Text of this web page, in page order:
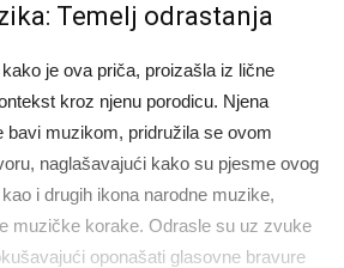
Temelj odrastanja
je ova priča, proizašla iz lične
kroz njenu porodicu. Njena
bavi muzikom, pridružila se ovom
naglašavajući kako su pjesme ovog
i drugih ikona narodne muzike,
muzičke korake. Odrasle su uz zvuke
oponašati glasovne bravure